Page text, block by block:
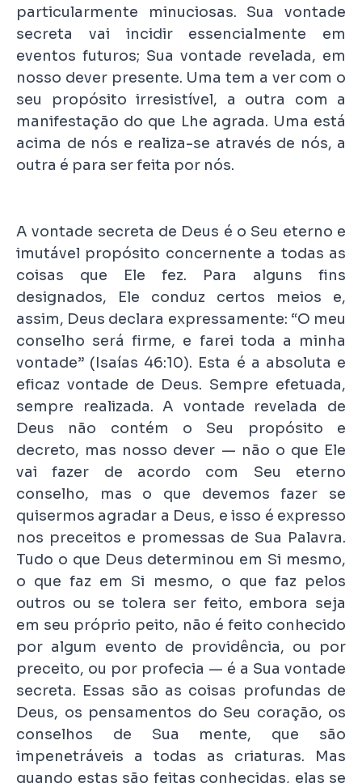
particularmente minuciosas. Sua vontade
secreta vai incidir essencialmente em
eventos futuros; Sua vontade revelada, em
nosso dever presente. Uma tem a ver com o
seu propósito irresistível, a outra com a
manifestação do que Lhe agrada. Uma está
acima de nós e realiza-se através de nós, a
outra é para ser feita por nós.
A vontade secreta de Deus é o Seu eterno e
imutável propósito concernente a todas as
coisas que Ele fez. Para alguns fins
designados, Ele conduz certos meios e,
assim, Deus declara expressamente: “O meu
conselho será firme, e farei toda a minha
vontade” (Isaías 46:10). Esta é a absoluta e
eficaz vontade de Deus. Sempre efetuada,
sempre realizada. A vontade revelada de
Deus não contém o Seu propósito e
decreto, mas nosso dever — não o que Ele
vai fazer de acordo com Seu eterno
conselho, mas o que devemos fazer se
quisermos agradar a Deus, e isso é expresso
nos preceitos e promessas de Sua Palavra.
Tudo o que Deus determinou em Si mesmo,
o que faz em Si mesmo, o que faz pelos
outros ou se tolera ser feito, embora seja
em seu próprio peito, não é feito conhecido
por algum evento de providência, ou por
preceito, ou por profecia — é a Sua vontade
secreta. Essas são as coisas profundas de
Deus, os pensamentos do Seu coração, os
conselhos de Sua mente, que são
impenetráveis ​​a todas as criaturas. Mas
quando estas são feitas conhecidas, elas se